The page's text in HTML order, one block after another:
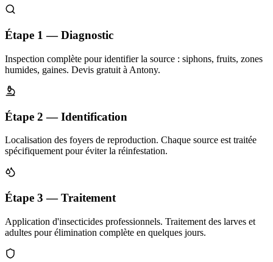
Étape 1 — Diagnostic
Inspection complète pour identifier la source : siphons, fruits, zones
humides, gaines. Devis gratuit à Antony.
Étape 2 — Identification
Localisation des foyers de reproduction. Chaque source est traitée
spécifiquement pour éviter la réinfestation.
Étape 3 — Traitement
Application d'insecticides professionnels. Traitement des larves et
adultes pour élimination complète en quelques jours.